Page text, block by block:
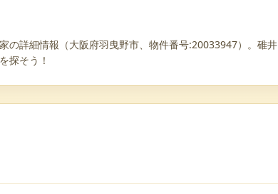
の詳細情報（大阪府羽曳野市、物件番号:20033947）。碓井
探そう！